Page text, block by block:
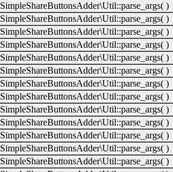
SimpleShareButtonsAdder\Util::parse_args( )
SimpleShareButtonsAdder\Util::parse_args( )
SimpleShareButtonsAdder\Util::parse_args( )
SimpleShareButtonsAdder\Util::parse_args( )
SimpleShareButtonsAdder\Util::parse_args( )
SimpleShareButtonsAdder\Util::parse_args( )
SimpleShareButtonsAdder\Util::parse_args( )
SimpleShareButtonsAdder\Util::parse_args( )
SimpleShareButtonsAdder\Util::parse_args( )
SimpleShareButtonsAdder\Util::parse_args( )
SimpleShareButtonsAdder\Util::parse_args( )
SimpleShareButtonsAdder\Util::parse_args( )
SimpleShareButtonsAdder\Util::parse_args( )